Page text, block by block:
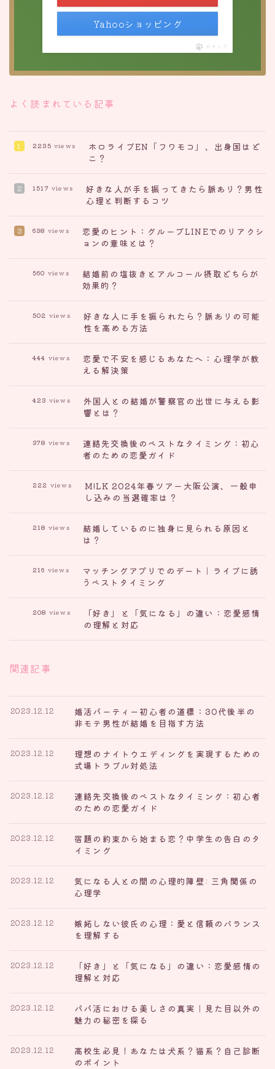
Yahooショッピング
ポチップ
よく読まれている記事
ホロライブEN「フワモコ」、出身国はど
こ？
2235 views
好きな人が手を振ってきたら脈あり？男性
心理と判断するコツ
1517 views
恋愛のヒント：グループLINEでのリアクシ
ョンの意味とは？
638 views
結婚前の塩抜きとアルコール摂取どちらが
効果的？
560 views
好きな人に手を振られたら？脈ありの可能
性を高める方法
502 views
恋愛で不安を感じるあなたへ：心理学が教
える解決策
444 views
外国人との結婚が警察官の出世に与える影
響とは？
423 views
連絡先交換後のベストなタイミング：初心
者のための恋愛ガイド
378 views
M!LK 2024年春ツアー大阪公演、一般申
し込みの当選確率は？
222 views
結婚しているのに独身に見られる原因と
は？
218 views
マッチングアプリでのデート｜ライブに誘
うベストタイミング
216 views
「好き」と「気になる」の違い：恋愛感情
の理解と対応
208 views
関連記事
婚活パーティー初心者の道標：30代後半の
非モテ男性が結婚を目指す方法
2023.12.12
理想のナイトウエディングを実現するための
式場トラブル対処法
2023.12.12
連絡先交換後のベストなタイミング：初心者
のための恋愛ガイド
2023.12.12
宿題の約束から始まる恋？中学生の告白のタ
イミング
2023.12.12
気になる人との間の心理的障壁: 三角関係の
心理学
2023.12.12
嫉妬しない彼氏の心理：愛と信頼のバランス
を理解する
2023.12.12
「好き」と「気になる」の違い：恋愛感情の
理解と対応
2023.12.12
パパ活における美しさの真実｜見た目以外の
魅力の秘密を探る
2023.12.12
高校生必見！あなたは犬系？猫系？自己診断
のポイント
2023.12.12